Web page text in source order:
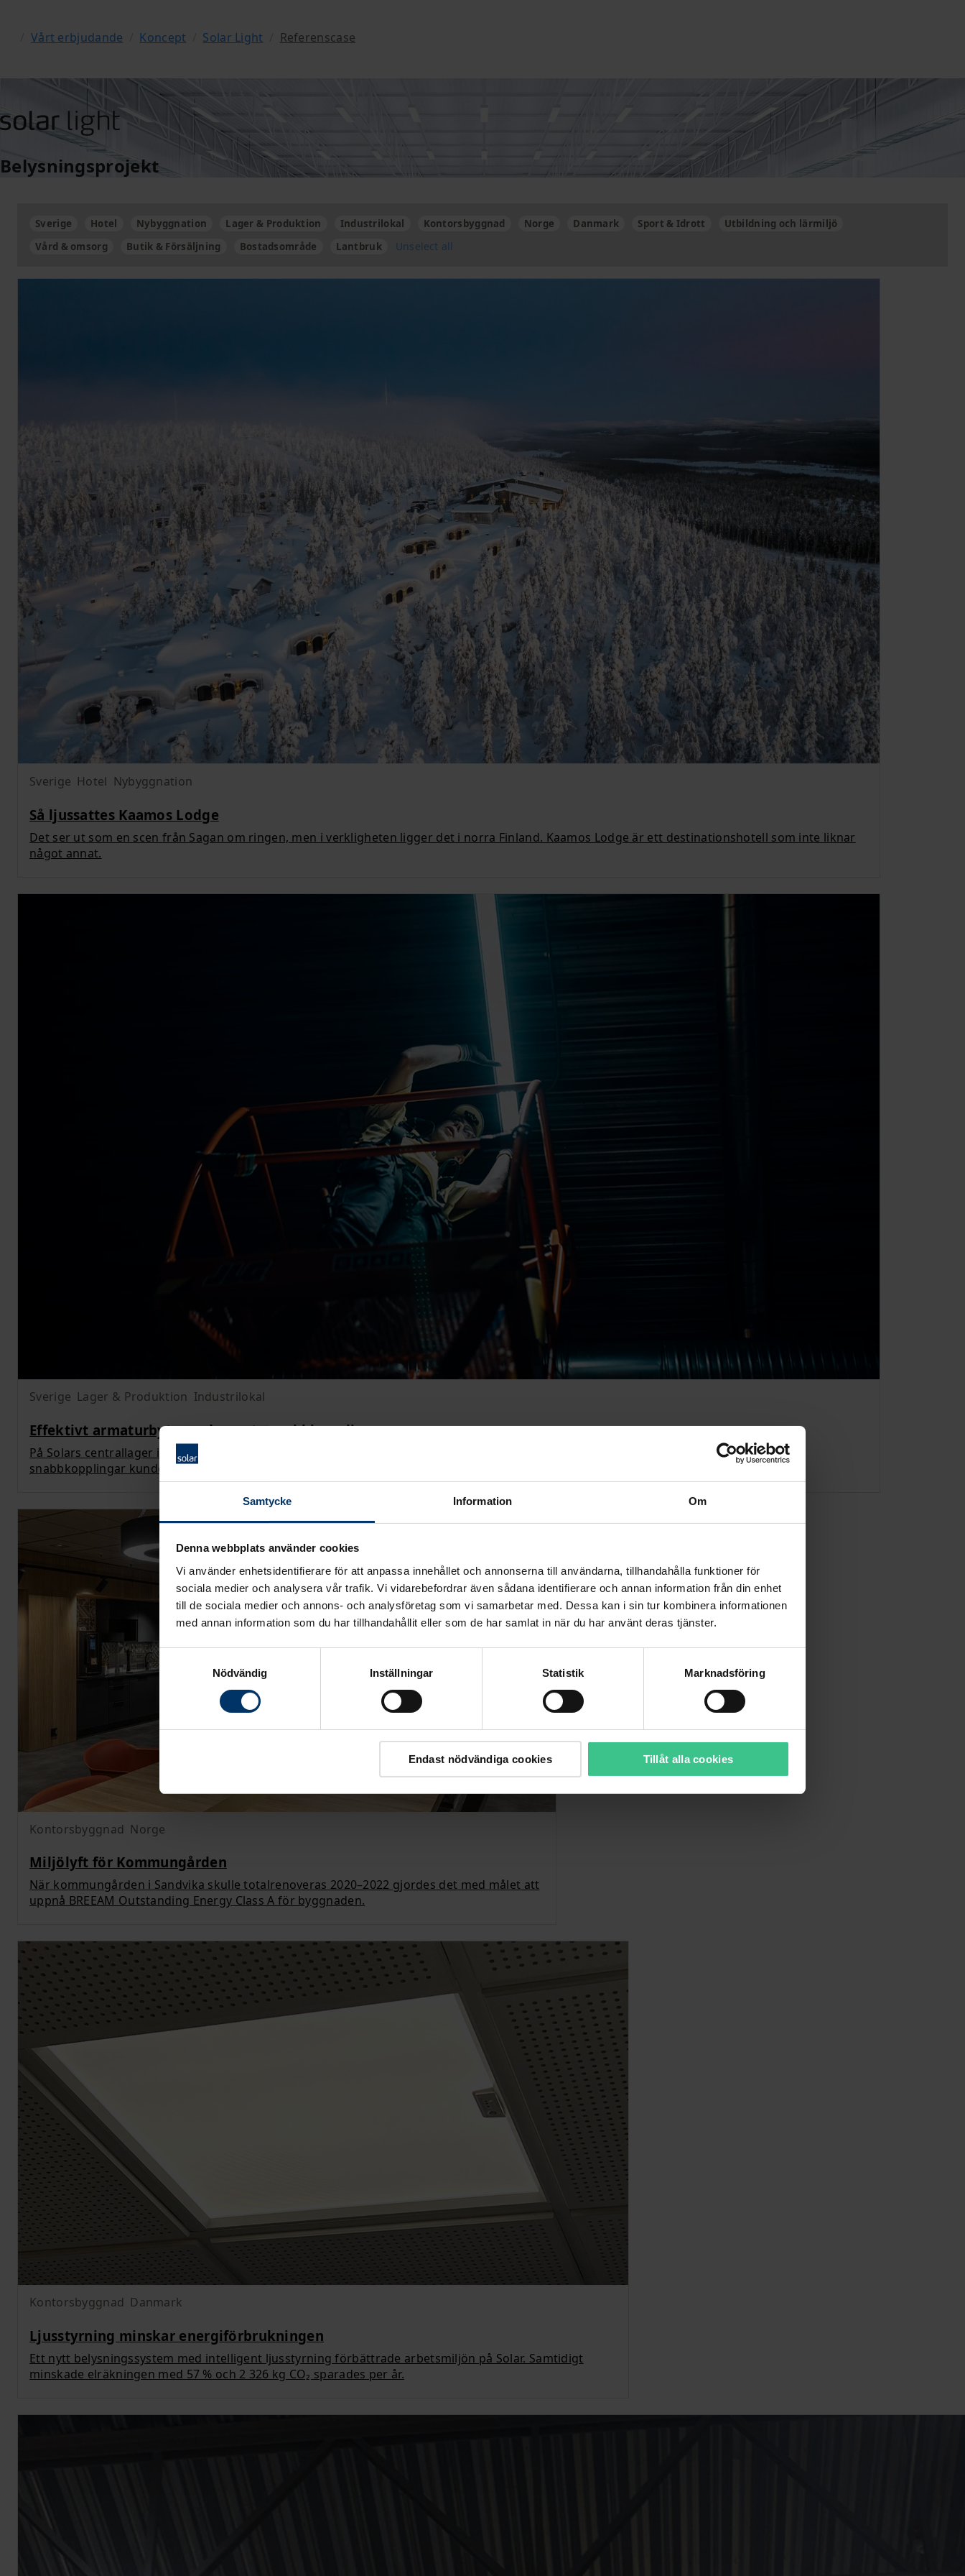
Samtycke Information Om
Denna webbplats använder cookies
Vi använder enhetsidentifierare för att anpassa innehållet och annonserna till användarna, tillhandahålla funktioner för
sociala medier och analysera vår trafik. Vi vidarebefordrar även sådana identifierare och annan information från din enhet
till de sociala medier och annons- och analysföretag som vi samarbetar med. Dessa kan i sin tur kombinera informationen
med annan information som du har tillhandahållit eller som de har samlat in när du har använt deras tjänster.
Nödvändig
Inställningar Statistik Marknadsföring
Endast nödvändiga cookies Tillåt alla cookies
Vårt erbjudande Koncept Solar Light Referenscase
Belysningsprojekt
Sverige Hotel Nybyggnation Lager & Produktion Industrilokal Kontorsbyggnad Norge Danmark Sport & Idrott
Utbildning och lärmiljö
Vård & omsorg
Butik & Försäljning Bostadsområde Lantbruk Unselect all
Sverige Hotel Nybyggnation
Så ljussattes Kaamos Lodge
Det ser ut som en scen från Sagan om ringen, men i verkligheten ligger det i norra Finland. Kaamos Lodge är ett destinationshotell som inte liknar
något annat.
Sverige Lager & Produktion Industrilokal
Effektivt armaturbyte med smarta snabbkopplingar
På Solars centrallager i Örebro har vi precis bytt ut samtliga armaturer till LED. Tack vare ett genomtänkt förarbete och armaturer med
snabbkopplingar kunde hela installationen genomföras – utan att den ordinarie verksamheten behövde pausas.
Kontorsbyggnad Norge
Miljölyft för Kommungården
När kommungården i Sandvika skulle totalrenoveras 2020–2022 gjordes det med målet att
uppnå BREEAM Outstanding Energy Class A för byggnaden.
Kontorsbyggnad Danmark
Ljusstyrning minskar energiförbrukningen
Ett nytt belysningssystem med intelligent ljusstyrning förbättrade arbetsmiljön på Solar. Samtidigt
minskade elräkningen med 57 % och 2 326 kg CO₂ sparades per år.